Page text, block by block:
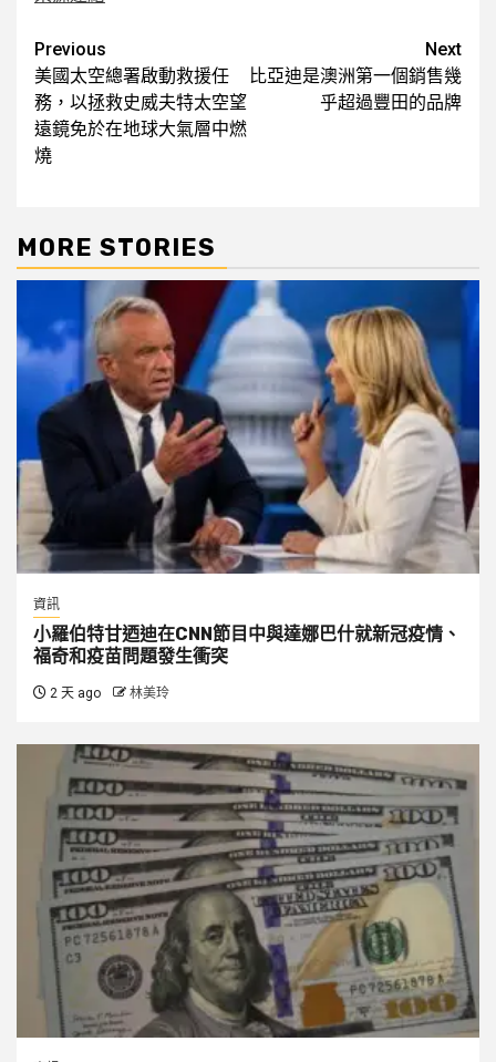
Post
navigation
Previous
美國太空總署啟動救援任
務，以拯救史威夫特太空望
遠鏡免於在地球大氣層中燃
燒
Next
比亞迪是澳洲第一個銷售幾
乎超過豐田的品牌
MORE STORIES
資訊
小羅伯特甘迺迪在CNN節目中與達娜巴什就新冠疫情、
福奇和疫苗問題發生衝突
2 天 ago 林美玲